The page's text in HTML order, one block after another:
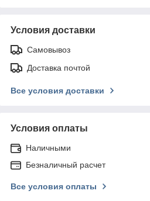
Условия доставки
Самовывоз
Доставка почтой
Все условия доставки
Условия оплаты
Наличными
Безналичный расчет
Все условия оплаты